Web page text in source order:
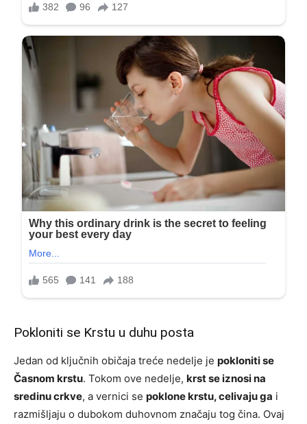
Pokloniti se Krstu u duhu posta
Jedan od ključnih običaja treće nedelje je pokloniti se
Časnom krstu. Tokom ove nedelje, krst se iznosi na
sredinu crkve, a vernici se poklone krstu, celivaju ga i
razmišljaju o dubokom duhovnom značaju tog čina. Ovaj